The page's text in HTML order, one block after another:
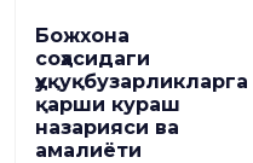
Божхона
соҳасидаги
ҳуқуқбузарликларга
қарши кураш
назарияси ва
амалиёти